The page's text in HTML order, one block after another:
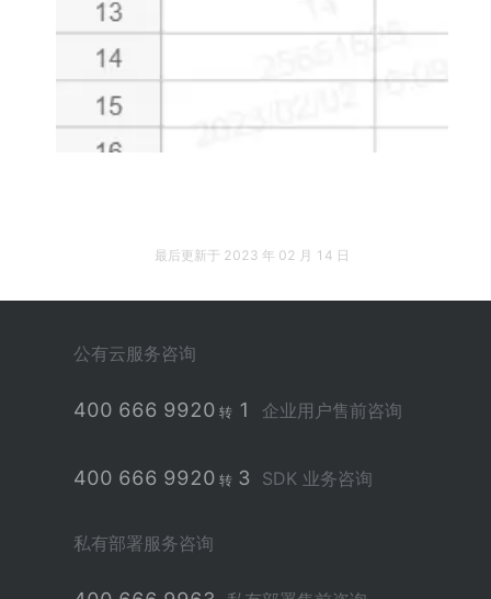
最后更新于 2023 年 02 月 14 日
公有云服务咨询
400 666 9920 转1 企业用户售前咨询
400 666 9920 转3 SDK 业务咨询
私有部署服务咨询